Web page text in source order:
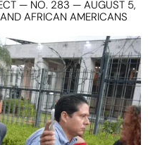
— NO. 283 — AUGUST 5,
AFRICAN AMERICANS